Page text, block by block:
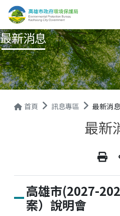
最新消息
首頁 訊息專區 最新消息
最新
高雄市(2027-
案）說明會